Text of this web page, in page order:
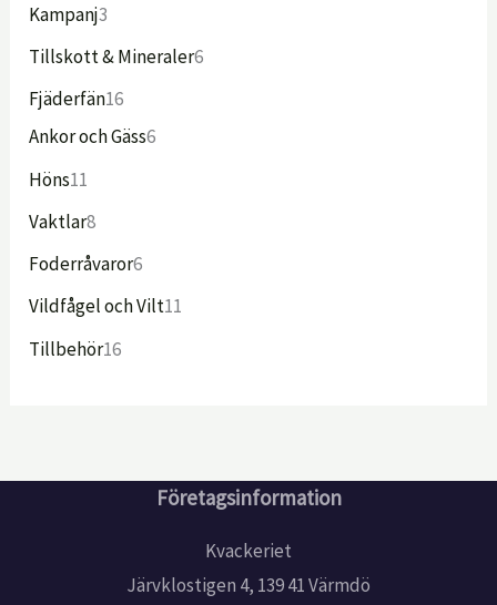
Kampanj3
Tillskott & Mineraler6
Fjäderfän16
Ankor och Gäss6
Höns11
Vaktlar8
Foderråvaror6
Vildfågel och Vilt11
Tillbehör16
Företagsinformation
Kvackeriet
Järvklostigen 4, 139 41 Värmdö